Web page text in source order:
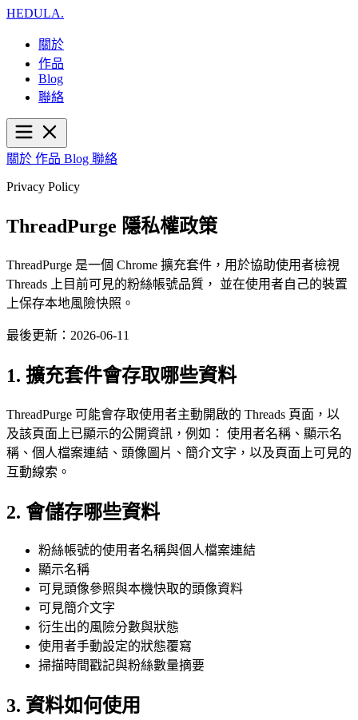
HEDULA.
關於
作品
Blog
聯絡
關於 作品 Blog 聯絡
Privacy Policy
ThreadPurge 隱私權政策
ThreadPurge 是一個 Chrome 擴充套件，用於協助使用者檢視
Threads 上目前可見的粉絲帳號品質， 並在使用者自己的裝置
上保存本地風險快照。
最後更新：2026-06-11
1. 擴充套件會存取哪些資料
ThreadPurge 可能會存取使用者主動開啟的 Threads 頁面，以
及該頁面上已顯示的公開資訊，例如： 使用者名稱、顯示名
稱、個人檔案連結、頭像圖片、簡介文字，以及頁面上可見的
互動線索。
2. 會儲存哪些資料
粉絲帳號的使用者名稱與個人檔案連結
顯示名稱
可見頭像參照與本機快取的頭像資料
可見簡介文字
衍生出的風險分數與狀態
使用者手動設定的狀態覆寫
掃描時間戳記與粉絲數量摘要
3. 資料如何使用